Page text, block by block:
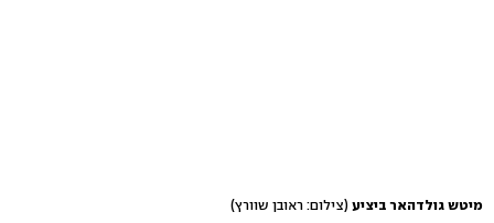
מיטש גולדהאר ביציע (צילום: ראובן שוורץ)